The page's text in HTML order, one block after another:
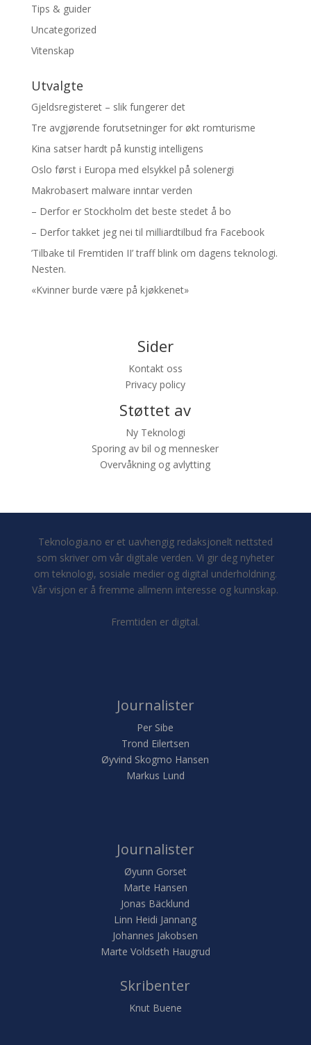
Tips & guider
Uncategorized
Vitenskap
Utvalgte
Gjeldsregisteret – slik fungerer det
Tre avgjørende forutsetninger for økt romturisme
Kina satser hardt på kunstig intelligens
Oslo først i Europa med elsykkel på solenergi
Makrobasert malware inntar verden
– Derfor er Stockholm det beste stedet å bo
– Derfor takket jeg nei til milliardtilbud fra Facebook
’Tilbake til Fremtiden II’ traff blink om dagens teknologi.
Nesten.
«Kvinner burde være på kjøkkenet»
Sider
Kontakt oss
Privacy policy
Støttet av
Ny Teknologi
Sporing av bil og mennesker
Overvåkning og avlytting
Teknologia.no er et uavhengig redaksjonelt nettsted
som skriver om vår digitale verden. Vi gir deg nyheter
om teknologi, sosiale medier og digital underholdning.
Vår visjon er å fremme allmenn interesse og kunnskap.
Fremtiden er digital.
Journalister
Per Sibe
Trond Eilertsen
Øyvind Skogmo Hansen
Markus Lund
Journalister
Øyunn Gorset
Marte Hansen
Jonas Bäcklund
Linn Heidi Jannang
Johannes Jakobsen
Marte Voldseth Haugrud
Skribenter
Knut Buene